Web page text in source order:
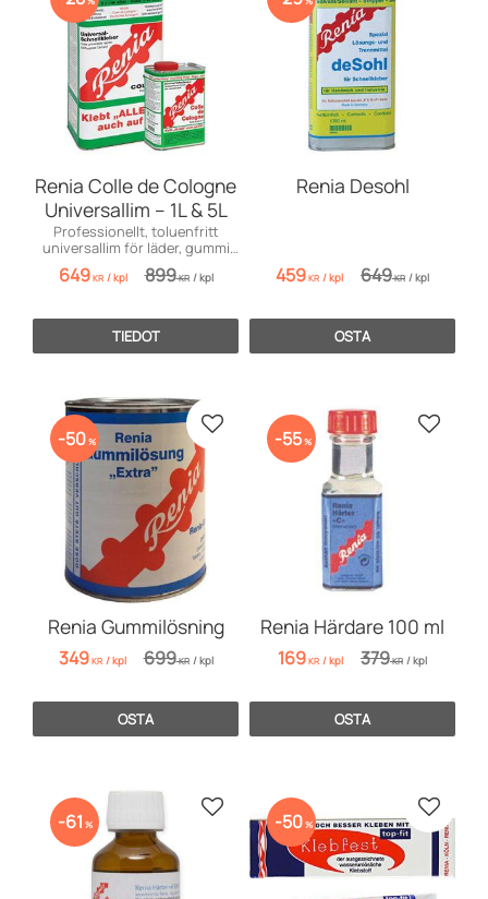
Renia Colle de Cologne
Universallim – 1L & 5L
Professionellt, toluenfritt
universallim för läder, gummi
och PVC. Extremt stark
vidhäftning.
649KR /kpl 899KR /kpl
TIEDOT
Renia Desohl
459KR /kpl 649KR /kpl
OSTA
Renia Gummilösning
349KR /kpl 699KR /kpl
50% Lisää suosikiksi
OSTA
Renia Härdare 100 ml
169KR /kpl 379KR /kpl
55% Lisää
OSTA
61 % Lisää suosikiksi
50% Lisää